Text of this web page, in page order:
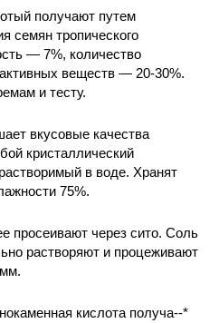
получают путем
семян тропического
— 7%, количество
веществ — 20-30%.
и тесту.
вкусовые качества
кристаллический
в воде. Хранят
75%.
просеивают через сито. Соль
растворяют и процеживают
кислота получа--*